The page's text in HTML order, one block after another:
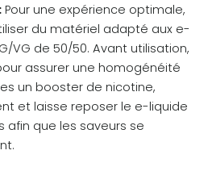
Pour une expérience optimale,
du matériel adapté aux e-
VG de 50/50. Avant utilisation,
assurer une homogénéité
un booster de nicotine,
et laisse reposer le e-liquide
afin que les saveurs se